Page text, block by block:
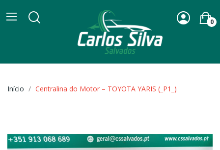
0
Início Centralina do Motor – TOYOTA YARIS (_P1_)